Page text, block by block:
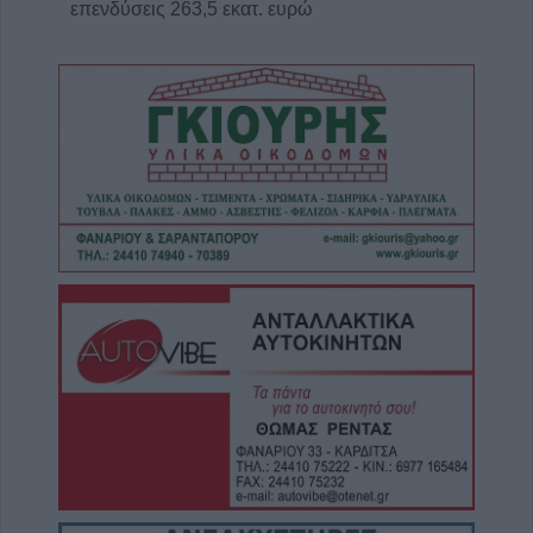
επενδύσεις 263,5 εκατ. ευρώ
Καταβλήθηκαν 33,58 εκατ. ευρώ σε 67.746
δικαιούχους για την αγορά λιπασμάτων
7 Αυγούστου 2026, 19:35
Η Αγγλική Ποδοσφαιρική Ομοσπονδία
καταργεί τα τσιμεντένια προστατευτικά γύρω
απ’ τον αγωνιστικό χώρο μετά τον θάνατο
ποδοσφαιριστή
7 Αυγούστου 2026, 19:30
Το Σάββατο 8 Αυγούστου η κηδεία της
Μάχης Νίκου
7 Αυγούστου 2026, 19:18
Κύπελλο Ελλάδας: Το πλήρες πρόγραμμα
του 2ου προκριματικού γύρου - Στο γήπεδο
του Μακεδονικού το Αναγέννηση - Άρης